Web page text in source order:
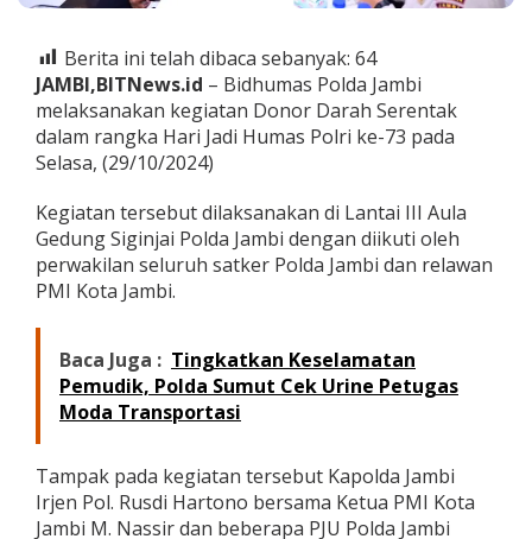
r
P
o
l
d
a
J
m
b
i
G
e
r
D
o
r
D
a
Berita ini telah dibaca sebanyak: 64
JAMBI,BITNews.id – Bidhumas Polda Jambi
melaksanakan kegiatan Donor Darah Serentak
dalam rangka Hari Jadi Humas Polri ke-73 pada
Selasa, (29/10/2024)
Kegiatan tersebut dilaksanakan di Lantai III Aula
Gedung Siginjai Polda Jambi dengan diikuti oleh
perwakilan seluruh satker Polda Jambi dan relawan
PMI Kota Jambi.
Baca Juga : Tingkatkan Keselamatan
Pemudik, Polda Sumut Cek Urine Petugas
Moda Transportasi
Tampak pada kegiatan tersebut Kapolda Jambi
Irjen Pol. Rusdi Hartono bersama Ketua PMI Kota
Jambi M. Nassir dan beberapa PJU Polda Jambi